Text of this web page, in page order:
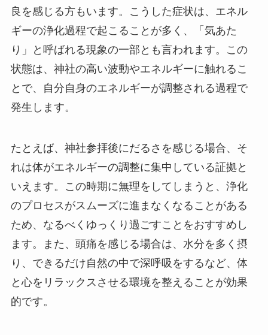
良を感じる方もいます。こうした症状は、エネル
ギーの浄化過程で起こることが多く、「気あた
り」と呼ばれる現象の一部とも言われます。この
状態は、神社の高い波動やエネルギーに触れるこ
とで、自分自身のエネルギーが調整される過程で
発生します。
たとえば、神社参拝後にだるさを感じる場合、そ
れは体がエネルギーの調整に集中している証拠と
いえます。この時期に無理をしてしまうと、浄化
のプロセスがスムーズに進まなくなることがある
ため、なるべくゆっくり過ごすことをおすすめし
ます。また、頭痛を感じる場合は、水分を多く摂
り、できるだけ自然の中で深呼吸をするなど、体
と心をリラックスさせる環境を整えることが効果
的です。